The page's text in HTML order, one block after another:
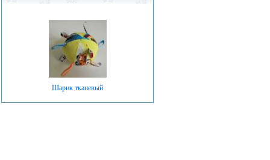
Шарик тканевый